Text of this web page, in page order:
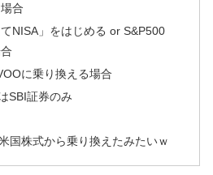
合
NISA」をはじめる or S&P500
に乗り換える場合
SBI証券のみ
国株式から乗り換えたみたいｗ